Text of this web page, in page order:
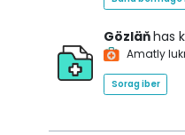
Gözläňhas
Amatly
Sorag iber